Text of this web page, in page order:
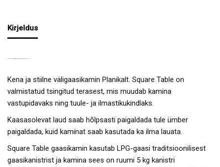
Kirjeldus
Kena ja stiilne väligaasikamin Planikalt. Square Table on
valmistatud tsingitud terasest, mis muudab kamina
vastupidavaks ning tuule- ja ilmastikukindlaks.
Kaasasolevat laud saab hõlpsasti paigaldada tule ümber
paigaldada, kuid kaminat saab kasutada ka ilma lauata.
Square Table gaasikamin kasutab LPG-gaasi traditsioonilisest
gaasikanistrist ja kamina sees on ruumi 5 kg kanistri